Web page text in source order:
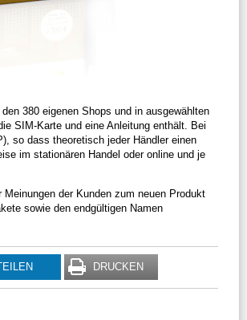
380 eigenen Shops und in ausgewählten
SIM-Karte und eine Anleitung enthält. Bei
so dass theoretisch jeder Händler einen
im stationären Handel oder online und je
der Kunden zum neuen Produkt
sowie den endgültigen Namen
DRUCKEN